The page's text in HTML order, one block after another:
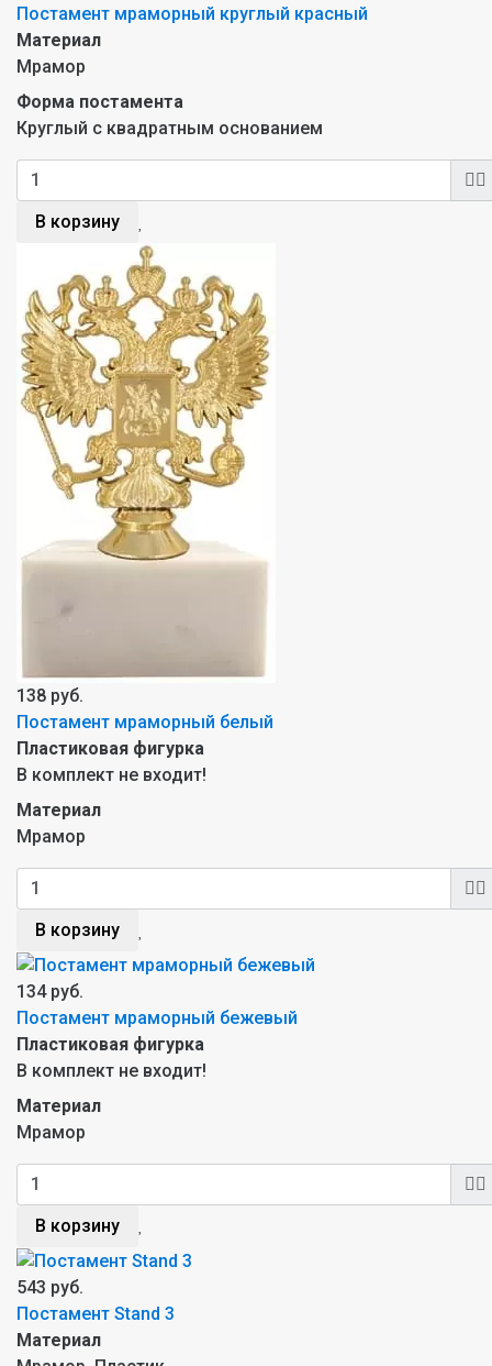
Постамент мраморный круглый красный
Материал
Мрамор
Форма постамента
Круглый с квадратным основанием
В корзину
138 руб.
Постамент мраморный белый
Пластиковая фигурка
В комплект не входит!
Материал
Мрамор
В корзину
134 руб.
Постамент мраморный бежевый
Пластиковая фигурка
В комплект не входит!
Материал
Мрамор
В корзину
543 руб.
Постамент Stand 3
Материал